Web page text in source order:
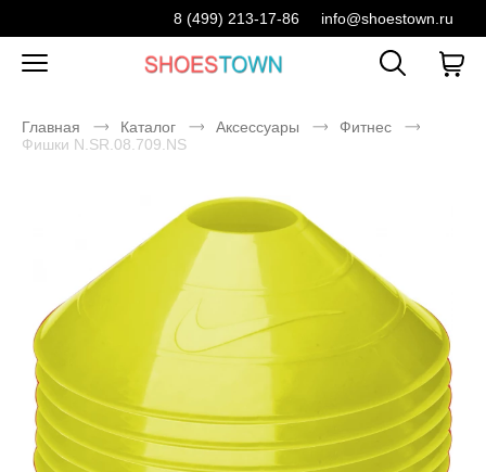
8 (499) 213-17-86 info@shoestown.ru
Главная Каталог Аксессуары
Фитнес
Фишки N.SR.08.709.NS